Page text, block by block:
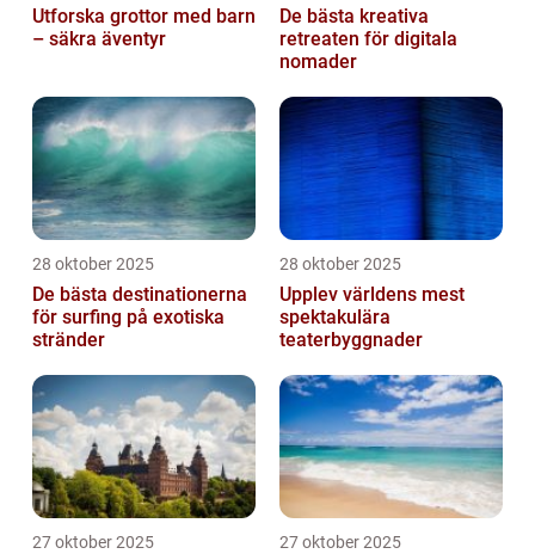
Utforska grottor med barn
– säkra äventyr
De bästa kreativa
retreaten för digitala
nomader
28 oktober 2025
De bästa destinationerna
för surfing på exotiska
stränder
28 oktober 2025
Upplev världens mest
spektakulära
teaterbyggnader
27 oktober 2025 27 oktober 2025